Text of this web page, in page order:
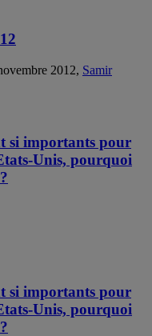
2012, Samir
si importants pour
Unis, pourquoi
si importants pour
Unis, pourquoi